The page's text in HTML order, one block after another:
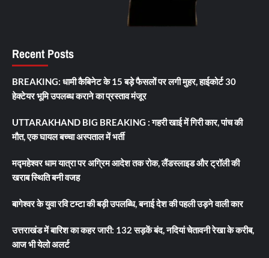
Recent Posts
BREAKING: धामी कैबिनेट के 15 बड़े फैसलों पर लगी मुहर, हाईकोर्ट 30
हेक्टेयर भूमि उपलब्ध कराने का प्रस्ताव मंजूर
UTTARAKHAND BIG BREAKING : गहरी खाई में गिरी कार, पांच की
मौत, एक घायल बच्चा अस्पताल में भर्ती
मद्महेश्वर धाम यात्रा पर अग्रिम आदेश तक रोक, लैंडस्लाइड और ट्रॉली की
खराब स्थिति बनी वजह
बागेश्वर के युवा रवि टम्टा की बड़ी उपलब्धि, बनाई देश की पहली उड़ने वाली कार
उत्तराखंड में बारिश का कहर जारी: 132 सड़कें बंद, नदियां चेतावनी रेखा के करीब,
आज भी येलो अलर्ट